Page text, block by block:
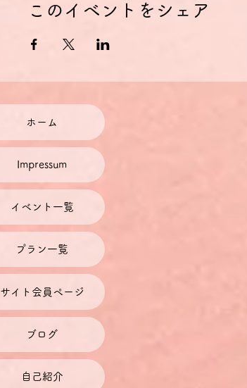
2) なじみのある状況において、議論に積極
4) さまざまな選択肢について長所や短所を
その際、参加者それぞれのレベルの違いも考
使用言語は原則的にドイツ語のみですが、発
きない場合は、日本語で発言しても構いませ
すので、その提案を取り入れてドイツ語で発
自由な発話の流れを阻害しないようにするた
するにとどめます。
お話し会で紹介・共同作成・練習したドイ
てご提供します。
チケット料金には、チケット手数料およびド
ドイツに拠点を置く当社では、クレジットカ
で設定しております。ご利用になっているク
レートによって円での金額が変動しますので
１ユーロはおおよそ126～133円の間で推移し
料金の割引
毎月1～2回お話し会に参加される場合は、ド
このイベントをシェア
ホーム
Impressum
イベント一覧
プラン一覧
サイト会員ページ
ブログ
自己紹介